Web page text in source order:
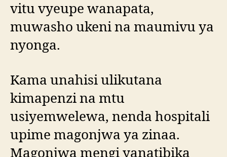
vitu vyeupe wanapata,
muwasho ukeni na maumivu ya
nyonga.
Kama unahisi ulikutana
kimapenzi na mtu
usiyemwelewa, nenda hospitali
upime magonjwa ya zinaa.
Magonjwa mengi yanatibika